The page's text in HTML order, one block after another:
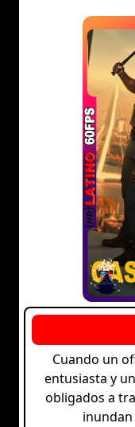
Cuando un
entusiasta y
obligados a
inundan